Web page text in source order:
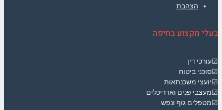
הצהבת
בעלי מקצוע בחיפה
☑עורכי דין
☑סוכני ביטוח
☑יועצי משכנתאות
☑מעצבי פנים ואדריכלים
☑מטפלים גוף ונפש